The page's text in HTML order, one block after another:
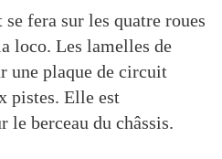
fera sur les quatre roues
loco. Les lamelles de
une plaque de circuit
pistes. Elle est
le berceau du châssis.